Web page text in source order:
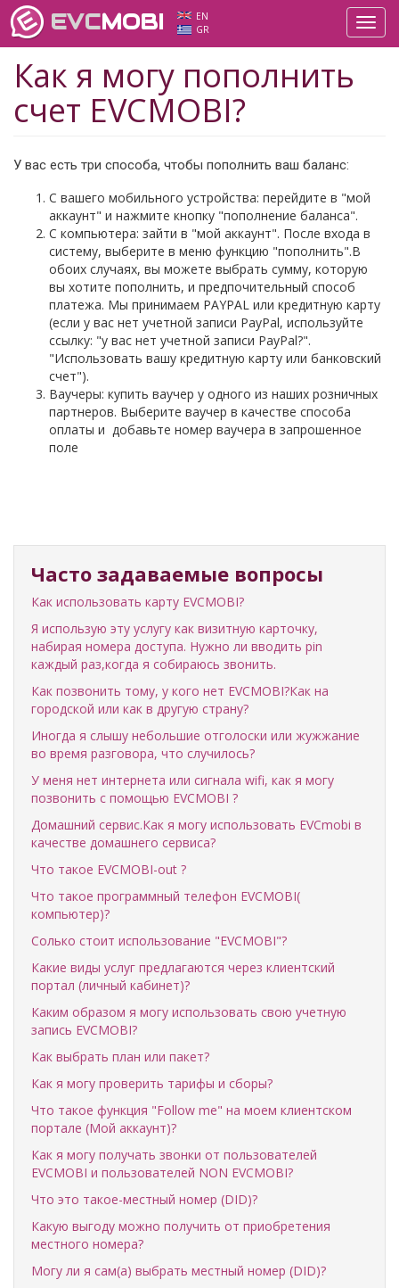
EVCMOBI
EN
GR
Как я могу пополнить
счет EVCMOBI?
У вас есть три способа, чтобы пополнить ваш баланс:
С вашего мобильного устройства: перейдите в "мой
аккаунт" и нажмите кнопку "пополнение баланса".
С компьютера: зайти в "мой аккаунт". После входа в
систему, выберите в меню функцию "пополнить".В
обоих случаях, вы можете выбрать сумму, которую
вы хотите пополнить, и предпочительный способ
платежа. Мы принимаем PAYPAL или кредитную карту
(если у вас нет учетной записи РayРal, используйте
ссылку: "у вас нет учетной записи PayPal?".
"Использовать вашу кредитную карту или банковский
счет").
Ваучеры: купить ваучер у одного из наших розничных
партнеров. Выберите ваучер в качестве способа
оплаты и добавьте номер ваучера в запрошенное
поле
Часто задаваемые вопросы
Как использовать карту EVCMOBI?
Я использую эту услугу как визитную карточку,
набирая номера доступа. Нужно ли вводить pin
каждый раз,когда я собираюсь звонить.
Как позвонить тому, у кого нет EVCMOBI?Как на
городской или как в другую страну?
Иногда я слышу небольшие отголоски или жужжание
во время разговора, что случилось?
У меня нет интернета или сигнала wifi, как я могу
позвонить с помощью EVCMOBI ?
Домашний сервис.Как я могу использовать EVCmobi в
качестве домашнего сервиса?
Что такое EVCMOBI-out ?
Что такое программный телефон EVCMOBI(
компьютер)?
Солько стоит использование "EVCMOBI"?
Какие виды услуг предлагаются через клиентский
портал (личный кабинет)?
Каким образом я могу использовать свою учетную
запись EVCMOBI?
Как выбрать план или пакет?
Как я могу проверить тарифы и сборы?
Что такое функция "Follow me" на моем клиентском
портале (Мой аккаунт)?
Как я могу получать звонки от пользователей
EVCMOBI и пользователей NON EVCMOBI?
Что это такое-местный номер (DID)?
Какую выгоду можно получить от приобретения
местного номера?
Могу ли я сам(а) выбрать местный номер (DID)?